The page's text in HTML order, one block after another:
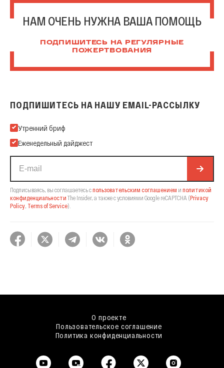
НАМ ОЧЕНЬ НУЖНА ВАША ПОМОЩЬ
ПОДПИШИТЕСЬ НА РЕГУЛЯРНЫЕ
ПОЖЕРТВОВАНИЯ
ПОДПИШИТЕСЬ НА НАШУ EMAIL-РАССЫЛКУ
Подпишитесь на нашу Email-рассылку
Утренний бриф
Еженедельный дайджест
Подписываясь, вы соглашаетесь спользовательским соглашением и политикой
конфиденциальности The Insider, а также с условиями Google reCAPTCHA (Privacy
Policy Terms of Service).
О проекте
Пользовательское соглашение
Политика конфиденциальности